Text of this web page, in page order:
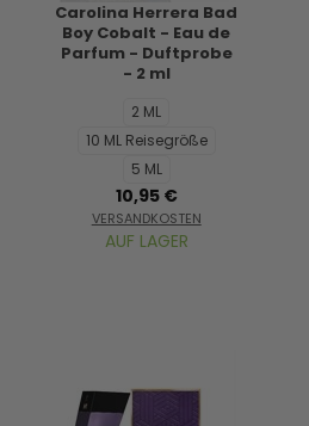
Carolina Herrera Bad
Boy Cobalt - Eau de
Parfum - Duftprobe
- 2 ml
2 ML
10 ML Reisegröße
5 ML
10,95 €
VERSANDKOSTEN
AUF LAGER